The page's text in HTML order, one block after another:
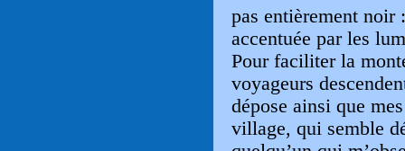
pas entièrement
accentuée par les
Pour faciliter la
voyageurs
dépose ainsi que
village, qui semble